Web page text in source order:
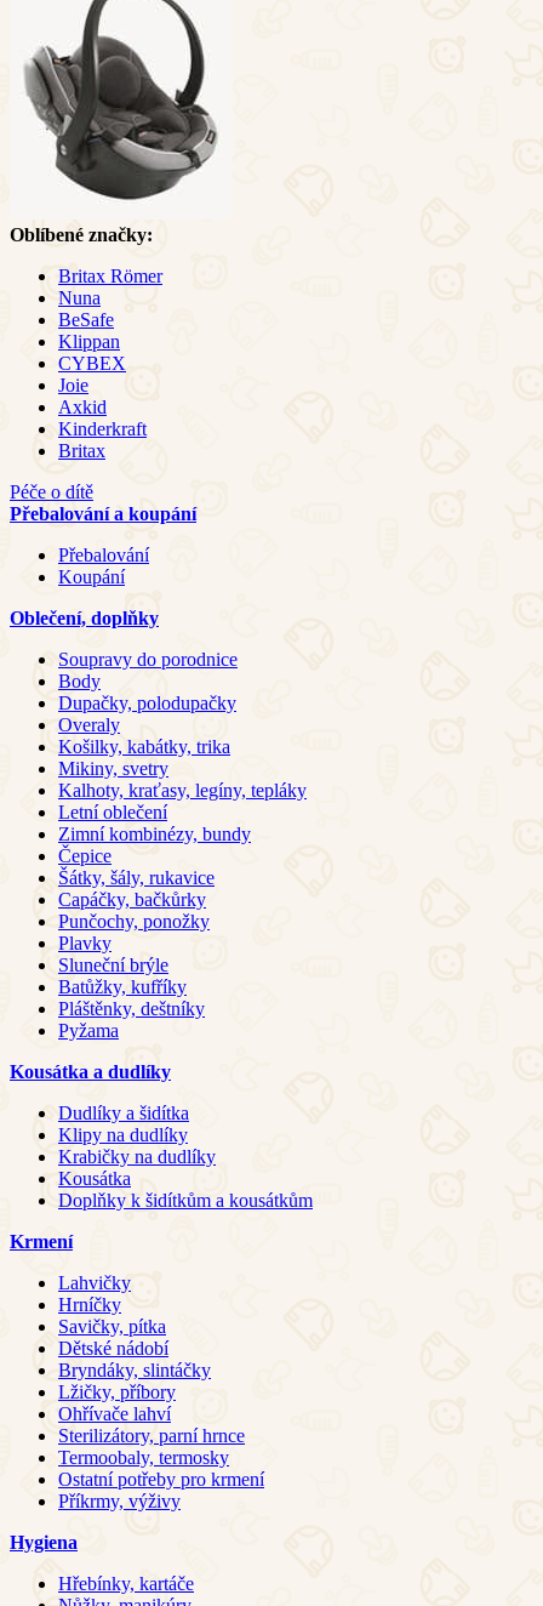
Oblíbené značky:
Britax Römer
Nuna
BeSafe
Klippan
CYBEX
Joie
Axkid
Kinderkraft
Britax
Péče o dítě
Přebalování a koupání
Přebalování
Koupání
Oblečení, doplňky
Soupravy do porodnice
Body
Dupačky, polodupačky
Overaly
Košilky, kabátky, trika
Mikiny, svetry
Kalhoty, kraťasy, legíny, tepláky
Letní oblečení
Zimní kombinézy, bundy
Čepice
Šátky, šály, rukavice
Capáčky, bačkůrky
Punčochy, ponožky
Plavky
Sluneční brýle
Batůžky, kufříky
Pláštěnky, deštníky
Pyžama
Kousátka a dudlíky
Dudlíky a šidítka
Klipy na dudlíky
Krabičky na dudlíky
Kousátka
Doplňky k šidítkům a kousátkům
Krmení
Lahvičky
Hrníčky
Savičky, pítka
Dětské nádobí
Bryndáky, slintáčky
Lžičky, příbory
Ohřívače lahví
Sterilizátory, parní hrnce
Termoobaly, termosky
Ostatní potřeby pro krmení
Příkrmy, výživy
Hygiena
Hřebínky, kartáče